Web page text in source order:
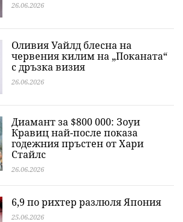
26.06.2026
Оливия Уайлд блесна на
червения килим на „Поканата“
с дръзка визия
26.06.2026
Диамант за $800 000: Зоуи
Кравиц най-после показа
годежния пръстен от Хари
Стайлс
26.06.2026
6,9 по рихтер разлюля Япония
25.06.2026